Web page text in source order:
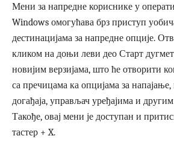
Мени за напредне кориснике у
Windows омогућава брз приступ
дестинацијама за напредне опције.
кликом на доњи леви део Старт
новијим верзијама, што ће отворити
са пречицама ка опцијама за напајање,
догађаја, управљач уређајима и
Такође, овај мени је доступан и
тастер + X.